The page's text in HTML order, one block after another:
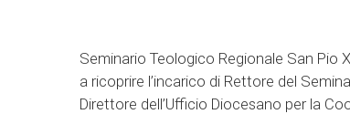
Seminario Teologico Regionale San Pio
a ricoprire l’incarico di Rettore del
Direttore dell’Ufficio Diocesano per la